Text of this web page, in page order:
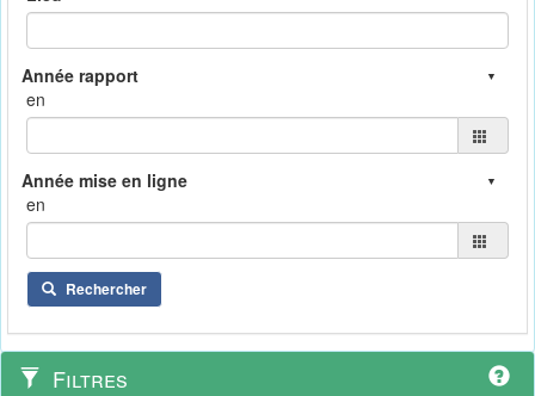
en
en
Rechercher
Filtres